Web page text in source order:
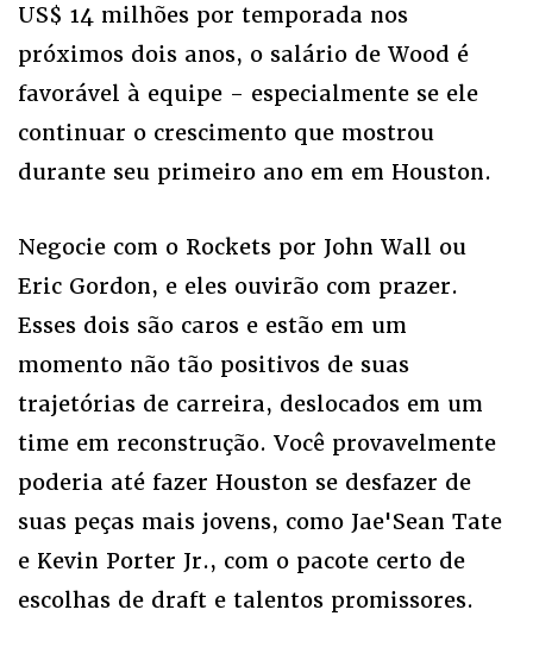
US$ 14 milhões por temporada nos
próximos dois anos, o salário de Wood é
favorável à equipe - especialmente se ele
continuar o crescimento que mostrou
durante seu primeiro ano em em Houston.
Negocie com o Rockets por John Wall ou
Eric Gordon, e eles ouvirão com prazer.
Esses dois são caros e estão em um
momento não tão positivos de suas
trajetórias de carreira, deslocados em um
time em reconstrução. Você provavelmente
poderia até fazer Houston se desfazer de
suas peças mais jovens, como Jae'Sean Tate
e Kevin Porter Jr., com o pacote certo de
escolhas de draft e talentos promissores.